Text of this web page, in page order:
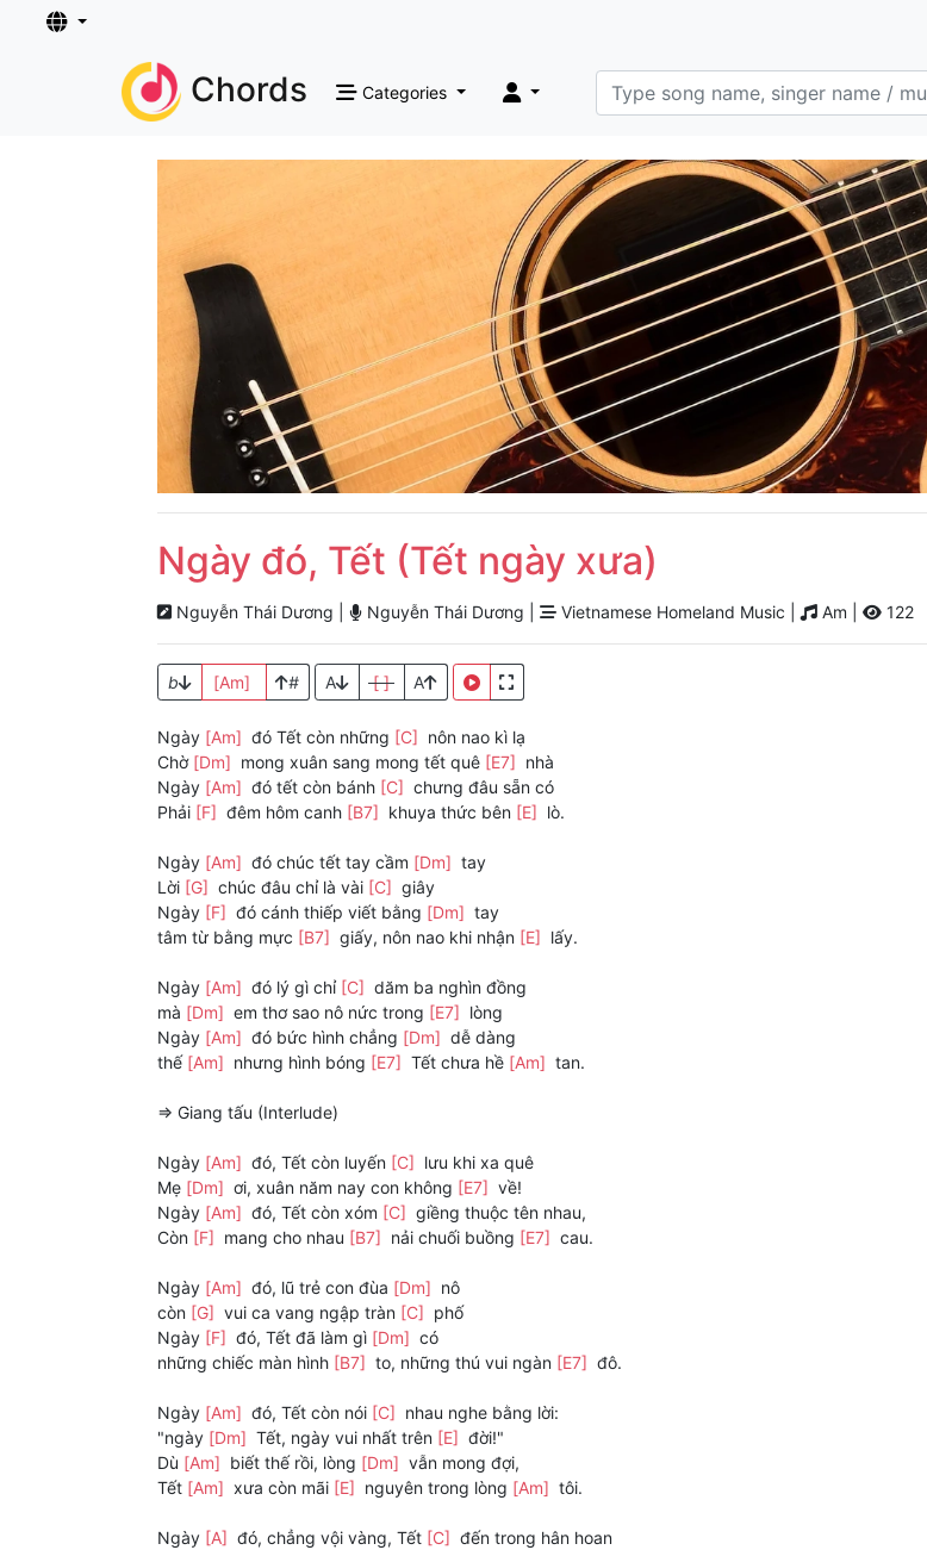
Chords Categories
Ngày đó, Tết (Tết ngày xưa)
Nguyễn Thái Dương | Nguyễn Thái Dương | Vietnamese Homeland Music | Am | 122
b [Am] # A [ ] A
Ngày [Am] đó Tết còn những [C] nôn nao kì lạ
Chờ [Dm] mong xuân sang mong tết quê [E7] nhà
Ngày [Am] đó tết còn bánh [C] chưng đâu sẵn có
Phải [F] đêm hôm canh [B7] khuya thức bên [E] lò.
Ngày [Am] đó chúc tết tay cầm [Dm] tay
Lời [G] chúc đâu chỉ là vài [C] giây
Ngày [F] đó cánh thiếp viết bằng [Dm] tay
tâm từ bằng mực [B7] giấy, nôn nao khi nhận [E] lấy.
Ngày [Am] đó lý gì chỉ [C] dăm ba nghìn đồng
mà [Dm] em thơ sao nô nức trong [E7] lòng
Ngày [Am] đó bức hình chẳng [Dm] dễ dàng
thế [Am] nhưng hình bóng [E7] Tết chưa hề [Am] tan.
=> Giang tấu (Interlude)
Ngày [Am] đó, Tết còn luyến [C] lưu khi xa quê
Mẹ [Dm] ơi, xuân năm nay con không [E7] về!
Ngày [Am] đó, Tết còn xóm [C] giềng thuộc tên nhau,
Còn [F] mang cho nhau [B7] nải chuối buồng [E7] cau.
Ngày [Am] đó, lũ trẻ con đùa [Dm] nô
còn [G] vui ca vang ngập tràn [C] phố
Ngày [F] đó, Tết đã làm gì [Dm] có
những chiếc màn hình [B7] to, những thú vui ngàn [E7] đô.
Ngày [Am] đó, Tết còn nói [C] nhau nghe bằng lời:
"ngày [Dm] Tết, ngày vui nhất trên [E] đời!"
Dù [Am] biết thế rồi, lòng [Dm] vẫn mong đợi,
Tết [Am] xưa còn mãi [E] nguyên trong lòng [Am] tôi.
Ngày [A] đó, chẳng vội vàng, Tết [C] đến trong hân hoan